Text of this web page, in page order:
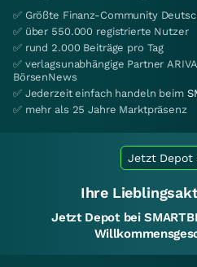
✅ Größte Finanz-Community
✅ über 550.000 registrierte Nutzer
✅ rund 2.000 Beiträge pro Tag
✅ verlagsunabhängige Partner
BörsenNews
✅ Jederzeit einfach handeln beim
✅ mehr als 25 Jahre Marktpräsenz
Jetzt Depot
Ihre
Jetzt Depot bei